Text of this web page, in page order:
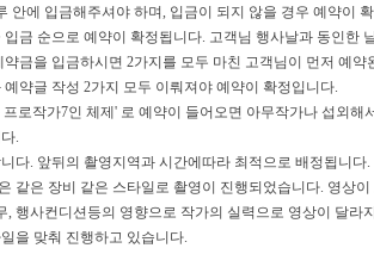
안에 입금해주셔야 하며, 입금이 되지 않을 경우 예약이
금 순으로 예약이 확정됩니다. 고객님 행사날과 동인한
금을 입금하시면 2가지를 모두 마친 고객님이 먼저 예약
약글 작성 2가지 모두 이뤄져야 예약이 확정입니다.
로작가7인 체제' 로 예약이 들어오면 아무작가나 섭외
.
다. 앞뒤의 촬영지역과 시간에따라 최적으로 배정됩니다.
같은 장비 같은 스타일로 촬영이 진행되었습니다. 영상
, 행사컨디션등의 영향으로 작가의 실력으로 영상이 달라
을 맞춰 진행하고 있습니다.